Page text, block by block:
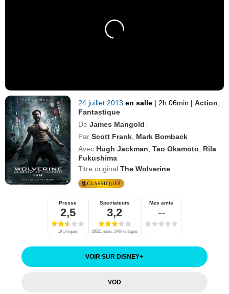
24 juillet 2013en salle | 2h 06min | Action
Fantastique
De James Mangold |
Par Scott Frank Mark Bomback
Avec Hugh Jackman ,Tao Okamoto
Rila
Fukushima
Titre originalThe Wolverine
Presse
2,5
19 critiques
Spectateurs
3,2
28521 notes, 1488 critiques
Mes amis
--
VOIR SUR DISNEY+
VOD